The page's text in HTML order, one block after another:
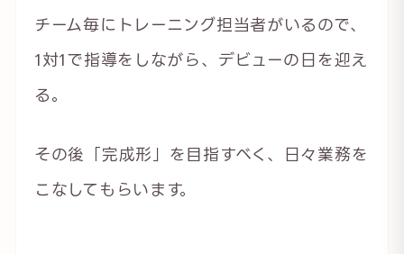
チーム毎にトレーニング担当者がいるので、
1対1で指導をしながら、デビューの日を迎え
る。
その後「完成形」を目指すべく、日々業務を
こなしてもらいます。